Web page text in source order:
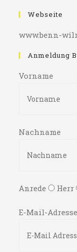
Webseite
www.benn-
Anmeldung
Vorname
Nachname
Anrede Herr
E-Mail-